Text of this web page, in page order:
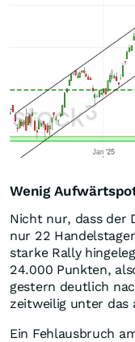
Wenig
Nicht nur, dass der
nur 22
starke Rally
24.000 Punkten,
gestern deutlich
zeitweilig unter das
Ein Fehlausbruch